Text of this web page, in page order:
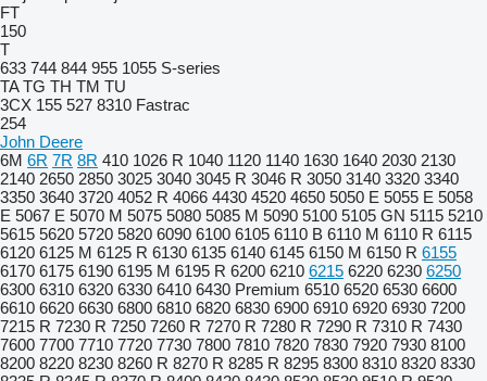
FT
150
T
633 744 844 955 1055 S-series
TA TG TH TM TU
3CX 155 527 8310 Fastrac
254
John Deere
6M 6R 7R 8R 410 1026 R 1040 1120 1140 1630 1640 2030 2130
2140 2650 2850 3025 3040 3045 R 3046 R 3050 3140 3320 3340
3350 3640 3720 4052 R 4066 4430 4520 4650 5050 E 5055 E 5058
E 5067 E 5070 M 5075 5080 5085 M 5090 5100 5105 GN 5115 5210
5615 5620 5720 5820 6090 6100 6105 6110 B 6110 M 6110 R 6115
6120 6125 M 6125 R 6130 6135 6140 6145 6150 M 6150 R 6155
6170 6175 6190 6195 M 6195 R 6200 6210 6215 6220 6230 6250
6300 6310 6320 6330 6410 6430 Premium 6510 6520 6530 6600
6610 6620 6630 6800 6810 6820 6830 6900 6910 6920 6930 7200
7215 R 7230 R 7250 7260 R 7270 R 7280 R 7290 R 7310 R 7430
7600 7700 7710 7720 7730 7800 7810 7820 7830 7920 7930 8100
8200 8220 8230 8260 R 8270 R 8285 R 8295 8300 8310 8320 8330